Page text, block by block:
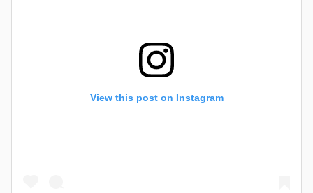
View this post on Instagram